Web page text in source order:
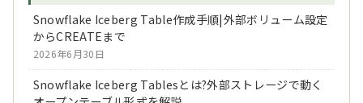
Snowflake Iceberg Table作成手順|外部ボリューム設定
からCREATEまで
2026年6月30日
Snowflake Iceberg Tablesとは?外部ストレージで動く